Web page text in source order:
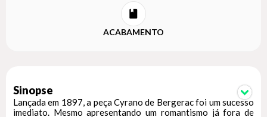
ACABAMENTO
Sinopse
Lançada em 1897, a peça Cyrano de Bergerac foi um sucesso
imediato. Mesmo apresentando um romantismo já fora de